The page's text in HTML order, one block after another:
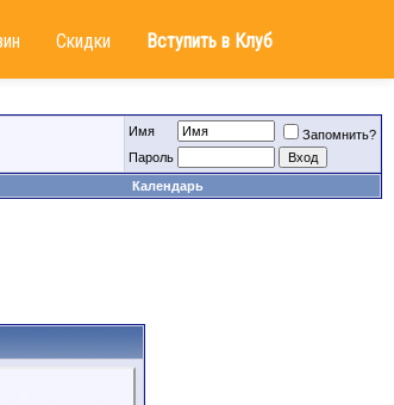
Скидки Вступить в Клуб
Имя
Запомнить?
Пароль
Календарь